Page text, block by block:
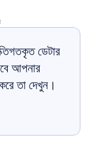
ডেটার
আপনার
তা দেখুন।